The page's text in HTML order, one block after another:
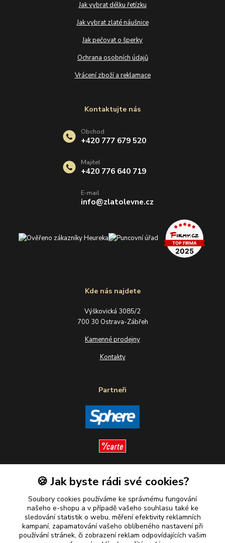
Jak vybrat délku řetízku
Jak vybrat zlaté náušnice
Jak pečovat o šperky
Ochrana osobních údajů
Vrácení zboží a reklamace
Kde nás najdete
Výškovická 3085/2
700 30 Ostrava-Zábřeh
Kamenné prodejny
Kontakty
Partneři
Sledujte nás
Plaťte u nás bezpečně
Kontaktujte nás
Obchod
+420 777 679 520
Majitel
+420 776 640 719
E-mail
info@zlatolevne.cz
🍪 Jak byste rádi své cookies?
Soubory cookies používáme ke správnému fungování
našeho e-shopu a v případě vašeho souhlasu také ke
sledování statistik o webu, měření efektivity reklamních
kampaní, zapamatování vašeho oblíbeného nastavení při
používání stránek, či zobrazení reklam odpovídajících vašim